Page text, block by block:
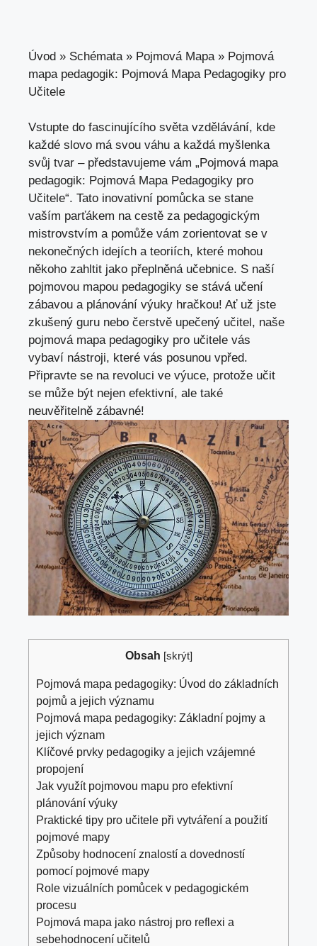
Úvod » Schémata » Pojmová Mapa » Pojmová
mapa pedagogik: Pojmová Mapa Pedagogiky pro
Učitele
Vstupte do fascinujícího světa vzdělávání, kde
každé slovo má svou váhu a každá myšlenka
svůj tvar – představujeme vám „Pojmová mapa
pedagogik: Pojmová Mapa Pedagogiky pro
Učitele“. Tato inovativní pomůcka se stane
vaším parťákem na cestě za pedagogickým
mistrovstvím a pomůže vám zorientovat se v
nekonečných idejích a teoriích, které mohou
někoho zahltit jako přeplněná učebnice. S naší
pojmovou mapou pedagogiky se stává učení
zábavou a plánování výuky hračkou! Ať už jste
zkušený guru nebo čerstvě upečený učitel, naše
pojmová mapa pedagogiky pro učitele vás
vybaví nástroji, které vás posunou vpřed.
Připravte se na revoluci ve výuce, protože učit
se může být nejen efektivní, ale také
neuvěřitelně zábavné!
Obsah [skrýt]
Pojmová mapa pedagogiky: Úvod do základních
pojmů a jejich významu
Pojmová mapa pedagogiky: Základní pojmy a
jejich význam
Klíčové prvky pedagogiky a jejich vzájemné
propojení
Jak využít pojmovou mapu pro efektivní
plánování výuky
Praktické tipy pro učitele při vytváření a použití
pojmové mapy
Způsoby hodnocení znalostí a dovedností
pomocí pojmové mapy
Role vizuálních pomůcek v pedagogickém
procesu
Pojmová mapa jako nástroj pro reflexi a
sebehodnocení učitelů